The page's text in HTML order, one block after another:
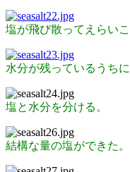
塩が飛び散ってえらいこ
水分が残っているうちに
塩と水分を分ける。
結構な量の塩ができた。